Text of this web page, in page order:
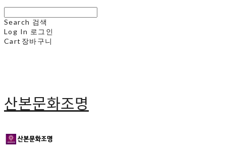
Search 검색
Log In 로그인
Cart 장바구니
산본문화조명